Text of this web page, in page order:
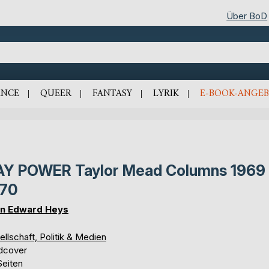
Über BoD
QUEER FANTASY LYRIK E-BOOK-
POWER Taylor Mead Columns
Edward Heys
Politik & Medien